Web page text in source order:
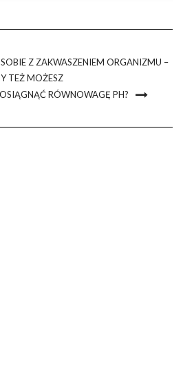
Z ZAKWASZENIEM ORGANIZMU –
TEŻ MOŻESZ
RÓWNOWAGĘ PH?